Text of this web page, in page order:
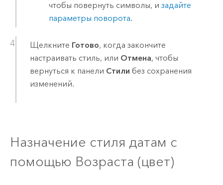
чтобы повернуть символы, изадайте
параметры поворота.
Щелкните Готово, когда закончите
настраивать стиль, или Отмена, чтобы
вернуться к панели Стили без сохранения
изменений.
Назначение стиля датам с
помощью Возраста (цвет)